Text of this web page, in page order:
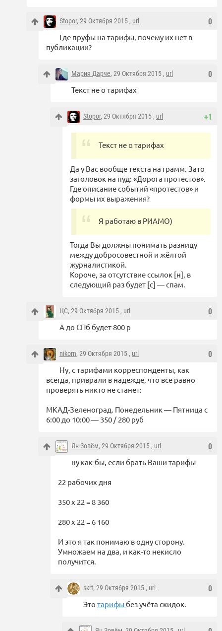
0
Stopor, 29 Октября 2015 , url
Где пруфы на тарифы, почему их нет в
публикации?
0
Мария Дарче, 29 Октября 2015 , url
Текст не о тарифах
+1
Stopor, 29 Октября 2015 , url
Текст не о тарифах
Да у Вас вообще текста на грамм. Зато
заголовок на пуд: «Дорога протестов».
Где описание событий «протестов» и
формы их выражения?
Я работаю в РИАМО)
Тогда Вы должны понимать разницу
между добросовестной и жёлтой
журналистикой.
Короче, за отсутствие ссылок [н], в
следующий раз будет [c] — спам.
0
ЦС, 29 Октября 2015 , url
А до СПб будет 800 р
0
nikorn, 29 Октября 2015 , url
Ну, с тарифами корреспонденты, как
всегда, приврали в надежде, что все равно
проверять никто не станет:
МКАД-Зеленоград. Понедельник — Пятница с
6:00 до 10:00 — 350 / 280 руб
0
Ян Зовём, 29 Октября 2015 , url
ну как-бы, если брать Ваши тарифы
22 рабочих дня
350 х 22 = 8 360
280 х 22 = 6 160
И это я так понимаю в одну сторону.
Умножаем на два, и как-то некисло
получится.
0
skrt, 29 Октября 2015 , url
Это тарифы без учёта скидок.